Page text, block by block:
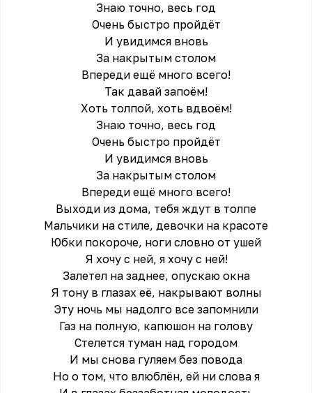
Знаю точно, весь год
Очень быстро пройдёт
И увидимся вновь
За накрытым столом
Впереди ещё много всего!
Так давай запоём!
Хоть толпой, хоть вдвоём!
Знаю точно, весь год
Очень быстро пройдёт
И увидимся вновь
За накрытым столом
Впереди ещё много всего!
Выходи из дома, тебя ждут в толпе
Мальчики на стиле, девочки на красоте
Юбки покороче, ноги словно от ушей
Я хочу с ней, я хочу с ней!
Залетел на заднее, опускаю окна
Я тону в глазах её, накрывают волны
Эту ночь мы надолго все запомнили
Газ на полную, капюшон на голову
Стелется туман над городом
И мы снова гуляем без повода
Но о том, что влюблён, ей ни слова я